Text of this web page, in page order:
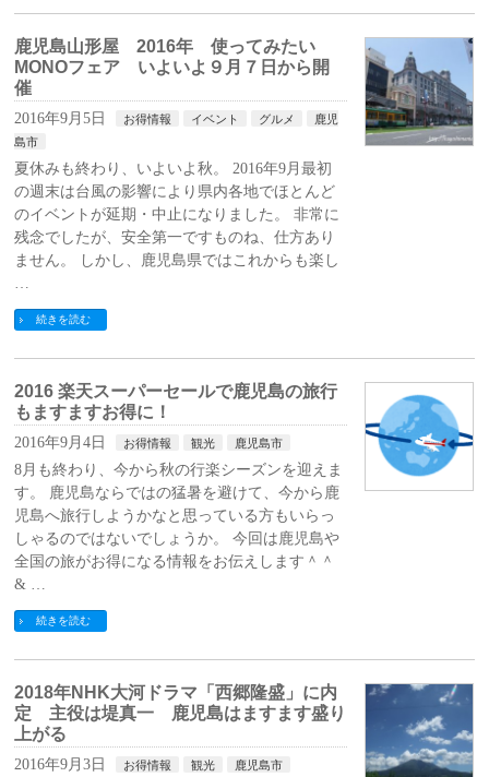
鹿児島山形屋 2016年 使ってみたい
MONOフェア いよいよ９月７日から開
催
2016年9月5日 お得情報 イベント グルメ
鹿児
島市
夏休みも終わり、いよいよ秋。 2016年9月最初
の週末は台風の影響により県内各地でほとんど
のイベントが延期・中止になりました。 非常に
残念でしたが、安全第一ですものね、仕方あり
ません。 しかし、鹿児島県ではこれからも楽し
…
続きを読む
2016 楽天スーパーセールで鹿児島の旅行
もますますお得に！
2016年9月4日 お得情報 観光 鹿児島市
8月も終わり、今から秋の行楽シーズンを迎えま
す。 鹿児島ならではの猛暑を避けて、今から鹿
児島へ旅行しようかなと思っている方もいらっ
しゃるのではないでしょうか。 今回は鹿児島や
全国の旅がお得になる情報をお伝えします＾＾
& …
続きを読む
2018年NHK大河ドラマ「西郷隆盛」に内
定 主役は堤真一 鹿児島はますます盛り
上がる
2016年9月3日 お得情報 観光 鹿児島市